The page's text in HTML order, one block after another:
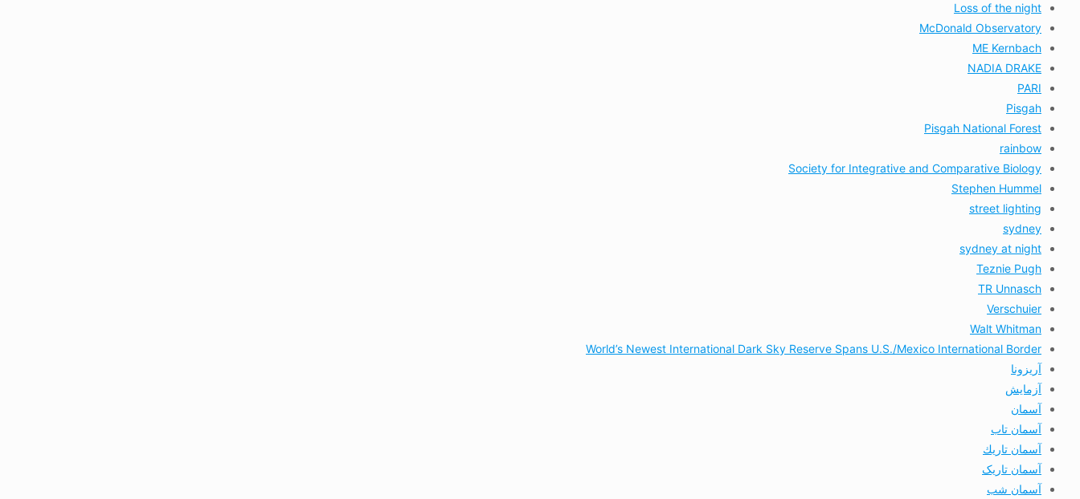
Loss of the night
McDonald Observatory
ME Kernbach
NADIA DRAKE
PARI
Pisgah
Pisgah National Forest
rainbow
Society for Integrative and Comparative Biology
Stephen Hummel
street lighting
sydney
sydney at night
Teznie Pugh
TR Unnasch
Verschuier
Walt Whitman
World’s Newest International Dark Sky Reserve Spans U.S./Mexico International Border
آریزونا
آزمایش
آسمان
آسمان تاب
آسمان تاريك
آسمان تاریک
آسمان شب